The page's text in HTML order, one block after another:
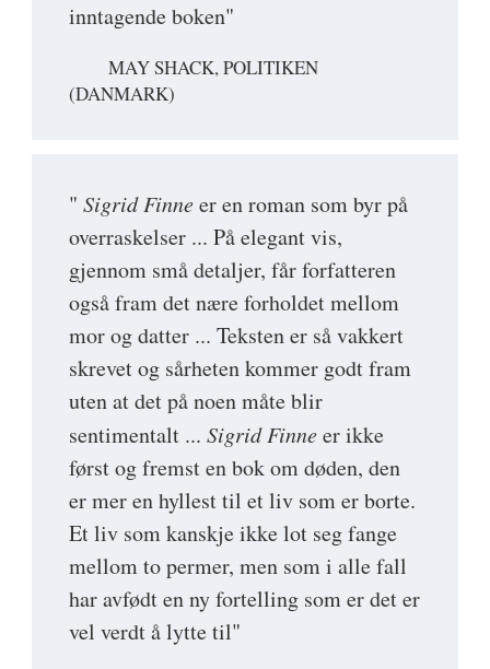
inntagende boken"
MAY SHACK, POLITIKEN
(DANMARK)
" Sigrid Finneer en roman som byr på
overraskelser ... På elegant vis,
gjennom små detaljer, får forfatteren
også fram det nære forholdet mellom
mor og datter ... Teksten er så vakkert
skrevet og sårheten kommer godt fram
uten at det på noen måte blir
sentimentalt ... Sigrid Finneer ikke
først og fremst en bok om døden, den
er mer en hyllest til et liv som er borte.
Et liv som kanskje ikke lot seg fange
mellom to permer, men som i alle fall
har avfødt en ny fortelling som er det er
vel verdt å lytte til"